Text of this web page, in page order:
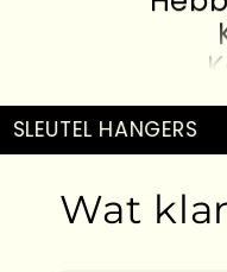
HANGERS
Wat